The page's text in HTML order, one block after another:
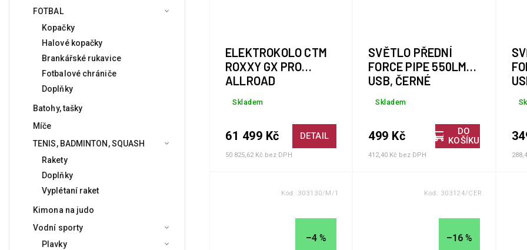
FOTBAL
Kopačky
Halové kopačky
Brankářské rukavice
Fotbalové chrániče
Doplňky
Batohy, tašky
Míče
TENIS, BADMINTON, SQUASH
Rakety
Doplňky
Vyplétaní raket
Kimona na judo
Vodní sporty
Plavky
ELEKTROKOLO CTM
ROXXY GX PRO
ALLROAD
Skladem
DETAIL
50 825,62 Kč bez DPH
61 499 Kč
SVĚTLO PŘEDNÍ
FORCE PIPE 550LM
USB, ČERNÉ
Skladem
DO
KOŠÍKU
412,40 Kč bez DPH
499 Kč
–4 %
Kód: 303130/M/1
–16 %
Kód: 303124/CER